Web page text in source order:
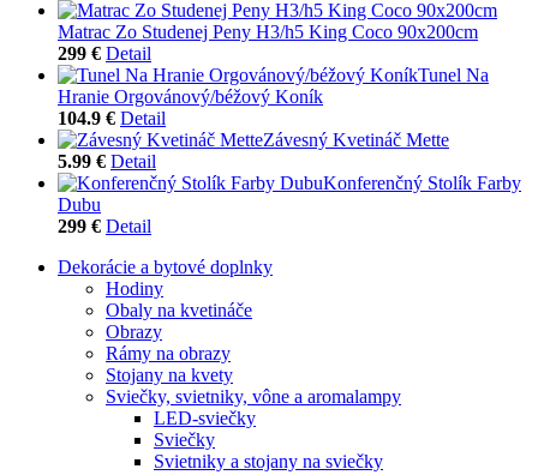
Matrac Zo Studenej Peny H3/h5 King Coco 90x200cm
299 € Detail
Tunel Na
Hranie Orgovánový/béžový Koník
104.9 € Detail
Závesný Kvetináč Mette
5.99 € Detail
Konferenčný Stolík Farby
Dubu
299 € Detail
Dekorácie a bytové doplnky
Hodiny
Obaly na kvetináče
Obrazy
Rámy na obrazy
Stojany na kvety
Sviečky, svietniky, vône a aromalampy
LED-sviečky
Sviečky
Svietniky a stojany na sviečky